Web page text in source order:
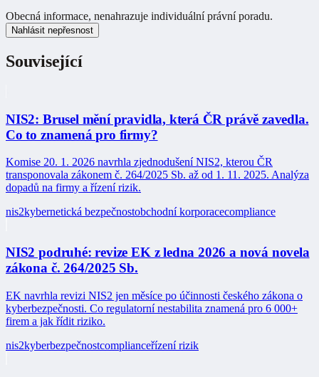
Obecná informace, nenahrazuje individuální právní poradu.
Nahlásit nepřesnost
Související
NIS2: Brusel mění pravidla, která ČR právě zavedla.
Co to znamená pro firmy?
Komise 20. 1. 2026 navrhla zjednodušení NIS2, kterou ČR
transponovala zákonem č. 264/2025 Sb. až od 1. 11. 2025. Analýza
dopadů na firmy a řízení rizik.
nis2kybernetická bezpečnostobchodní korporacecompliance
NIS2 podruhé: revize EK z ledna 2026 a nová novela
zákona č. 264/2025 Sb.
EK navrhla revizi NIS2 jen měsíce po účinnosti českého zákona o
kyberbezpečnosti. Co regulatorní nestabilita znamená pro 6 000+
firem a jak řídit riziko.
nis2kyberbezpečnostcomplianceřízení rizik